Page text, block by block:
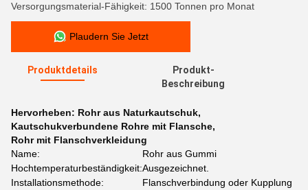
Versorgungsmaterial-Fähigkeit: 1500 Tonnen pro Monat
Plaudern Sie Jetzt
Produktdetails
Produkt-
Beschreibung
Hervorheben: Rohr aus Naturkautschuk,
Kautschukverbundene Rohre mit Flansche,
Rohr mit Flanschverkleidung
Name:
Rohr aus Gummi
Hochtemperaturbeständigkeit:Ausgezeichnet.
Installationsmethode:
Flanschverbindung oder Kupplung